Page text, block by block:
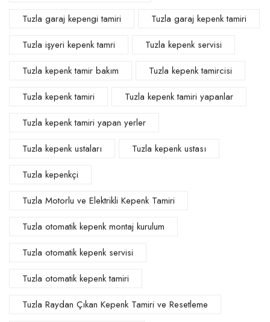
Tuzla garaj kepengi tamiri
Tuzla garaj kepenk tamiri
Tuzla işyeri kepenk tamri
Tuzla kepenk servisi
Tuzla kepenk tamir bakım
Tuzla kepenk tamircisi
Tuzla kepenk tamiri
Tuzla kepenk tamiri yapanlar
Tuzla kepenk tamiri yapan yerler
Tuzla kepenk ustaları
Tuzla kepenk ustası
Tuzla kepenkçi
Tuzla Motorlu ve Elektrikli Kepenk Tamiri
Tuzla otomatik kepenk montaj kurulum
Tuzla otomatik kepenk servisi
Tuzla otomatik kepenk tamiri
Tuzla Raydan Çıkan Kepenk Tamiri ve Resetleme